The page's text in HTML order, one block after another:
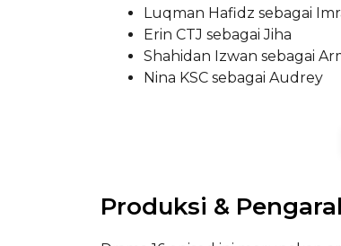
Luqman Hafidz sebagai
Erin CTJ sebagai Jiha
Shahidan Izwan sebagai
Nina KSC sebagai Audrey
Produksi &